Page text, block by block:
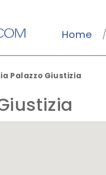
Home
Palazzo Giustizia